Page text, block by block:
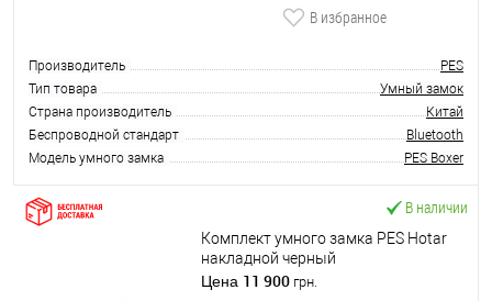
В избранное
Производитель
PES
Тип товара
Умный замок
Страна производитель
Китай
Беспроводной стандарт
Bluetooth
Модель умного замка
PES Boxer
В наличии
Комплект умного замка PES Hotar
накладной черный
Цена 11 900 грн.